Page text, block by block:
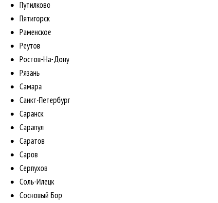
Путилково
Пятигорск
Раменское
Реутов
Ростов-На-Дону
Рязань
Самара
Санкт-Петербург
Саранск
Сарапул
Саратов
Саров
Серпухов
Соль-Илецк
Сосновый Бор